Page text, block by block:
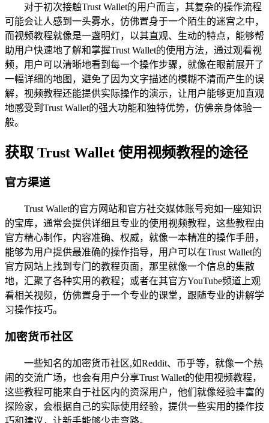
对于初次接触Trust Wallet的用户而言，其复杂的操作流程
可能会让人感到一头雾水，仿佛置身于一个陌生的迷宫之中，
而视频教程就像是一盏明灯，以其直观、生动的特点，能够帮
助用户快速地了解和掌握Trust Wallet的使用方法，通过观看视
频，用户可以清晰地看到每一个操作步骤，就像在眼前展开了
一幅详细的地图，避免了因为文字描述的模糊不清而产生的误
解，视频教程还能提供实际操作的演示，让用户能够更加直观
地感受到Trust Wallet的强大功能和独特优势，仿佛亲身体验一
般。
获取 Trust Wallet 使用视频教程的途径
官方渠道
Trust Wallet的官方网站和官方社交媒体账号宛如一座知识
的宝库，通常会提供详细且专业的使用视频教程，这些教程由
官方精心制作，内容准确、权威，就像一本精准的操作手册，
能够为用户提供最准确的操作指导，用户可以在Trust Wallet的
官方网站上找到专门的教程页面，那里就像一个信息的集散
地，汇聚了各种实用的教程；或者在其官方YouTube频道上观
看相关视频，仿佛置身于一个专业的课堂，跟随专业的讲解学
习操作技巧。
加密货币社区
一些知名的加密货币社区,如Reddit、币乎等，就像一个热
闹的交流广场，也会有用户分享Trust Wallet的使用视频教程，
这些教程可能来自于社区内的资深用户，他们就像经验丰富的
探险家，会根据自己的实际使用经验，提供一些实用的操作技
巧和建议，让新手能够少走弯路。